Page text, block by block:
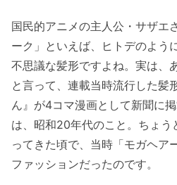
国民的アニメの主人公・サザエ
ーク」といえば、ヒトデのよう
不思議な髪形ですよね。実は、
と言って、連載当時流行した髪
ん』が4コマ漫画として新聞に
は、昭和20年代のこと。ちょう
ってきた頃で、当時「モガヘア
ファッションだったのです。